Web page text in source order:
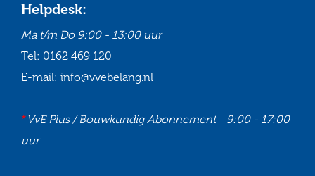
Helpdesk:
Ma t/m Do 9:00 - 13:00 uur
Tel: 0162 469 120
E-mail: info@vvebelang.nl
*VvE Plus / Bouwkundig Abonnement- 9:00 - 17:00
uur